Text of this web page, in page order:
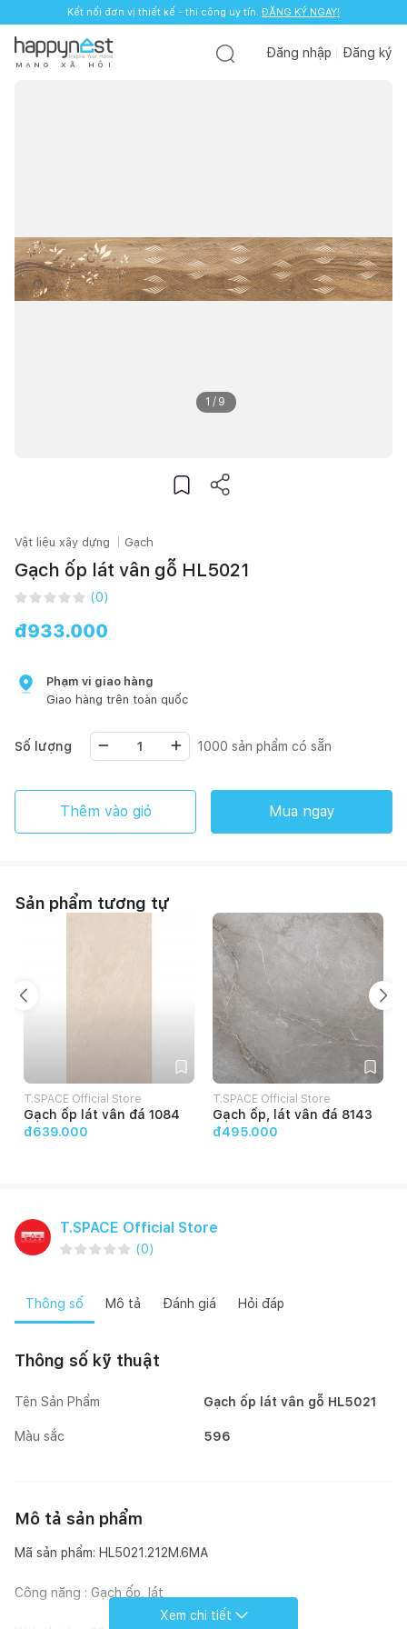
Kết nối đơn vị thiết kế - thi công uy tín. ĐĂNG KÝ NGAY!
M Ạ N G X Ã H Ộ I
Đăng nhập Đăng ký
1 / 9
Vật liệu xây dựng Gạch
Gạch ốp lát vân gỗ HL5021
(0)
đ933.000
Phạm vi giao hàng
Giao hàng trên toàn quốc
Số lượng 1000 sản phẩm có sẵn
Thêm vào giỏ Mua ngay
Sản phẩm tương tự
T.SPACE Official Store
Gạch ốp lát vân đá 1084
đ639.000
T.SPACE Official Store
Gạch ốp, lát vân đá 8143
đ495.000
T.SPACE Official Store
(0)
Thông số Mô tả Đánh giá Hỏi đáp
Thông số kỹ thuật
Tên Sản Phẩm Gạch ốp lát vân gỗ HL5021
Màu sắc 596
Mô tả sản phẩm
Mã sản phẩm: HL5021.212M.6MA
Công năng : Gạch ốp, lát
Xem chi tiết